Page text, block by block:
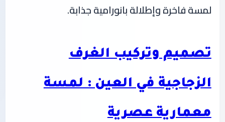
لمسة فاخرة وإطلالة بانورامية جذابة.
تصميم وتركيب الغرف
الزجاجية في العين : لمسة
معمارية عصرية